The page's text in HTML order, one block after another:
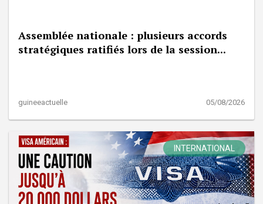
Assemblée nationale : plusieurs accords
stratégiques ratifiés lors de la session...
guineeactuelle 05/08/2026
INTERNATIONAL